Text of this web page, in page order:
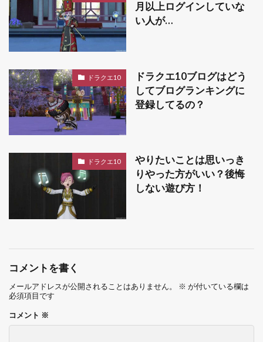
月以上ログインしていな
い人が…
ドラクエ10
ドラクエ10ブログはどう
してブログランキングに
登録してるの？
ドラクエ10
やりたいことは思いっき
りやった方がいい？後悔
しない遊び方！
コメントを書く
メールアドレスが公開されることはありません。 ※ が付いている欄は
必須項目です
コメント ※